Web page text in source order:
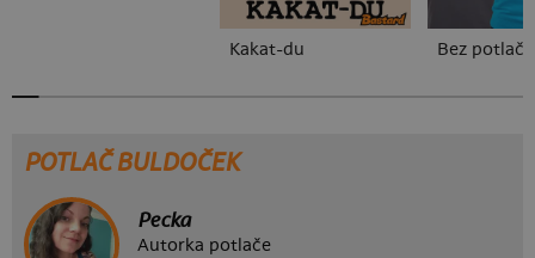
Kakat-du Bez potlače
POTLAČ BULDOČEK
Pecka
Autorka potlače